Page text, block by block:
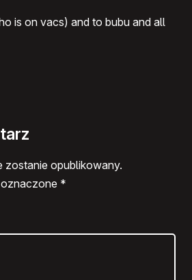
is on vacs) and to bubu and all
zostanie opublikowany.
*